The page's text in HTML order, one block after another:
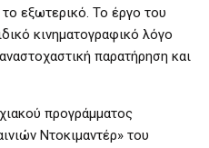
εξωτερικό. Το έργο του
κινηματογραφικό λόγο
παρατήρηση και
προγράμματος
Ντοκιμαντέρ» του